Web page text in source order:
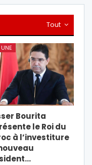
Tout
Bourita
le Roi du
à l’investiture